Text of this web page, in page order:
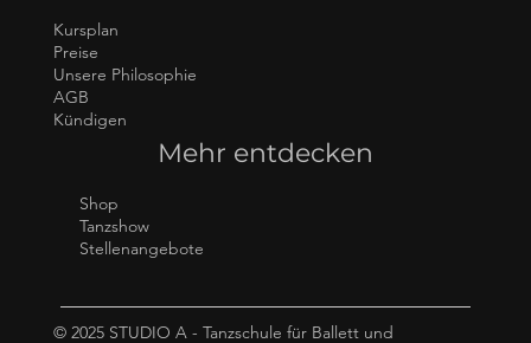
Kursplan
Preise
Unsere Philosophie
AGB
Kündigen
Mehr entdecken
Shop
Tanzshow
Stellenangebote
© 2025 STUDIO A - Tanzschule für Ballett und